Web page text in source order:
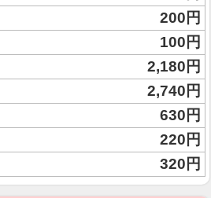
200円
100円
2,180円
2,740円
630円
220円
320円